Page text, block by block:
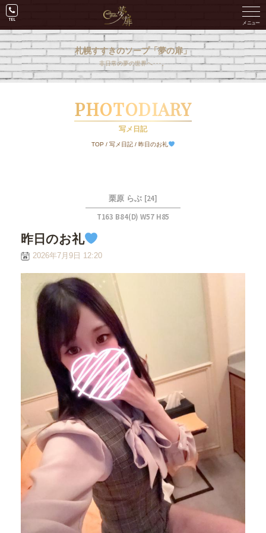
札幌すすきのソープ「夢の扉」
非日常の夢の世界へ･･･。
PHOTODIARY
写メ日記
TOP / 写メ日記/ 昨日のお礼
栗原 らぶ [24]
T163 B84(D) W57 H85
昨日のお礼
2026年7月9日 12:20